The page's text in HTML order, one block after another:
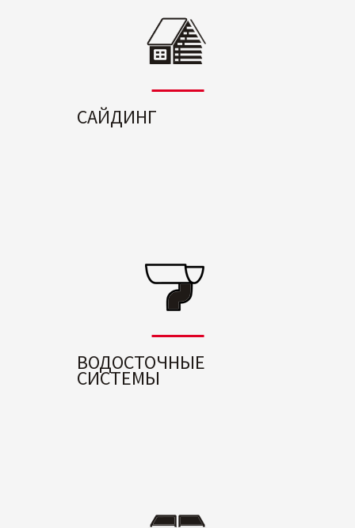
САЙДИНГ
ВОДОСТОЧНЫЕ
СИСТЕМЫ